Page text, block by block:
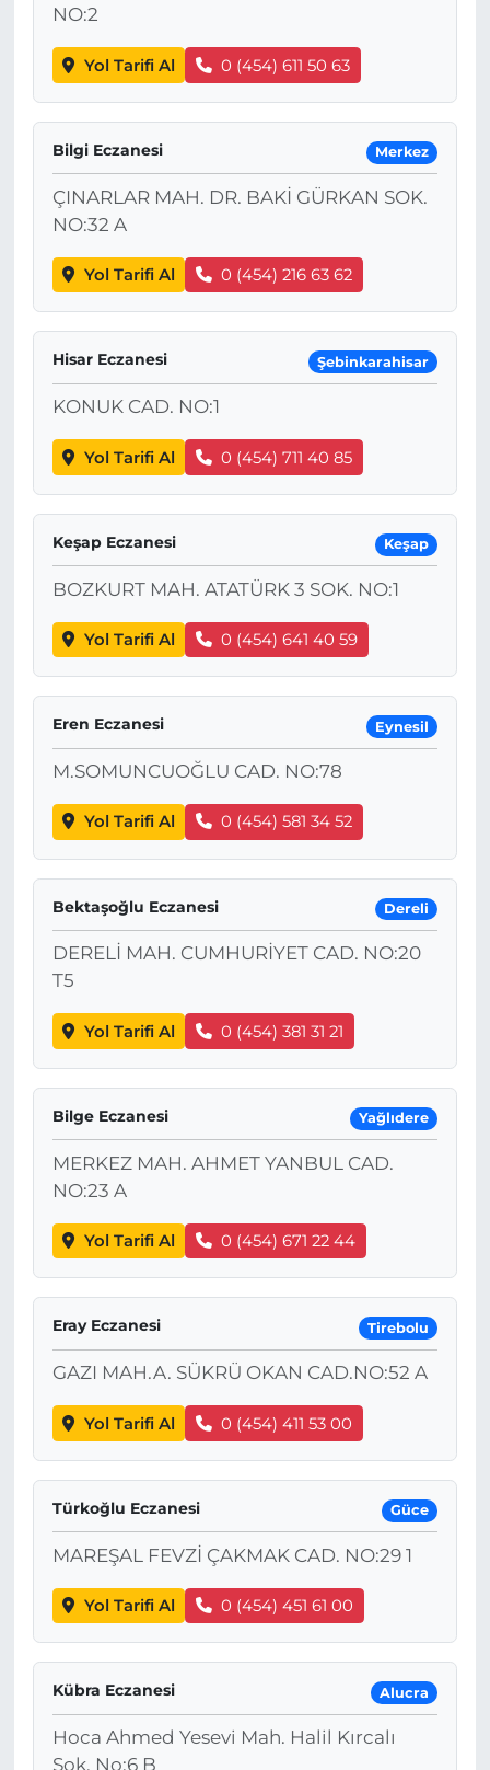
NO:2
Yol Tarifi Al 0 (454) 611 50 63
Bilgi Eczanesi Merkez
ÇINARLAR MAH. DR. BAKİ GÜRKAN SOK.
NO:32 A
Yol Tarifi Al 0 (454) 216 63 62
Hisar Eczanesi Şebinkarahisar
KONUK CAD. NO:1
Yol Tarifi Al 0 (454) 711 40 85
Keşap Eczanesi Keşap
BOZKURT MAH. ATATÜRK 3 SOK. NO:1
Yol Tarifi Al 0 (454) 641 40 59
Eren Eczanesi Eynesil
M.SOMUNCUOĞLU CAD. NO:78
Yol Tarifi Al 0 (454) 581 34 52
Bektaşoğlu Eczanesi Dereli
DERELİ MAH. CUMHURİYET CAD. NO:20
T5
Yol Tarifi Al 0 (454) 381 31 21
Bilge Eczanesi Yağlıdere
MERKEZ MAH. AHMET YANBUL CAD.
NO:23 A
Yol Tarifi Al 0 (454) 671 22 44
Eray Eczanesi Tirebolu
GAZI MAH.A. SÜKRÜ OKAN CAD.NO:52 A
Yol Tarifi Al 0 (454) 411 53 00
Türkoğlu Eczanesi Güce
MAREŞAL FEVZİ ÇAKMAK CAD. NO:29 1
Yol Tarifi Al 0 (454) 451 61 00
Kübra Eczanesi Alucra
Hoca Ahmed Yesevi Mah. Halil Kırcalı
Sok. No:6 B